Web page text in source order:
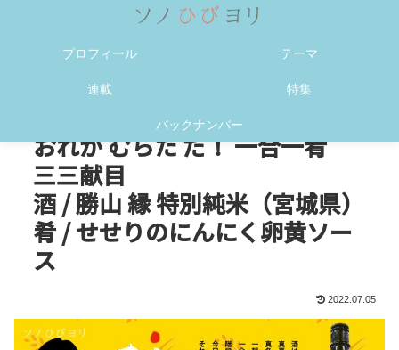
プロフィール テーマ
連載 特集
バックナンバー
おれが むらた だ！ 一合一肴
三三献目
酒 / 勝山 縁 特別純米（宮城県）
肴 / せせりのにんにく卵黄ソー
ス
2022.07.05